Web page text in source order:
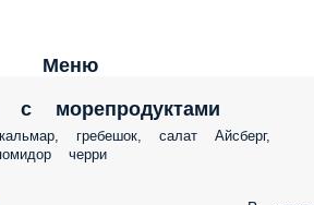
Меню
морепродуктами
гребешок, салат Айсберг,
черри